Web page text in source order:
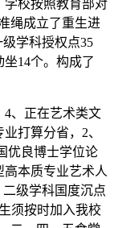
学校按照教育部对
绳成立了重生进
学科授权点35
14个。构成了
、正在艺术类文
打算分省，2、
优良博士学位论
本质专业艺术人
级学科国度沉点
须按时加入我校